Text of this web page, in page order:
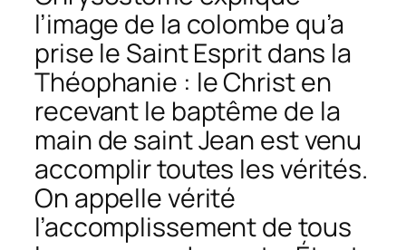
l’image de la colombe qu’a
prise le Saint Esprit dans la
Théophanie : le Christ en
recevant le baptême de la
main de saint Jean est venu
accomplir toutes les vérités.
On appelle vérité
l’accomplissement de tous